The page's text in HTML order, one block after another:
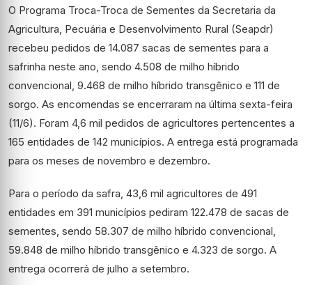
O Programa Troca-Troca de Sementes da Secretaria da
Agricultura, Pecuária e Desenvolvimento Rural (Seapdr)
recebeu pedidos de 14.087 sacas de sementes para a
safrinha neste ano, sendo 4.508 de milho híbrido
convencional, 9.468 de milho híbrido transgênico e 111 de
sorgo. As encomendas se encerraram na última sexta-feira
(11/6). Foram 4,6 mil pedidos de agricultores pertencentes a
165 entidades de 142 municípios. A entrega está programada
para os meses de novembro e dezembro.
Para o período da safra, 43,6 mil agricultores de 491
entidades em 391 municípios pediram 122.478 de sacas de
sementes, sendo 58.307 de milho híbrido convencional,
59.848 de milho híbrido transgênico e 4.323 de sorgo. A
entrega ocorrerá de julho a setembro.